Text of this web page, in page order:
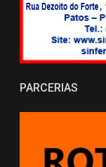
PARCERIAS